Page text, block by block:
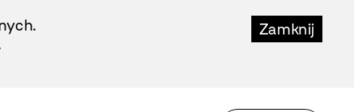
Zamknij